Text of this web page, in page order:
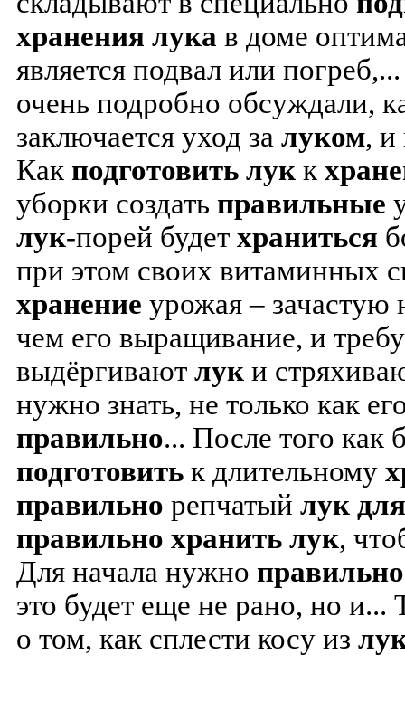
хранения лука в доме
является подвал или
очень подробно обсуждали,
заключается уход за луком, и
Как подготовить лук к
уборки создать правильные
лук-порей будет храниться
при этом своих витаминных
хранение урожая – зачастую
чем его выращивание, и
выдёргивают лук и
нужно знать, не только как
правильно... После того как
подготовить к длительному
правильно репчатый лук для
правильно хранить лук,
Для начала нужно правильно
это будет еще не рано, но и...
о том, как сплести косу из